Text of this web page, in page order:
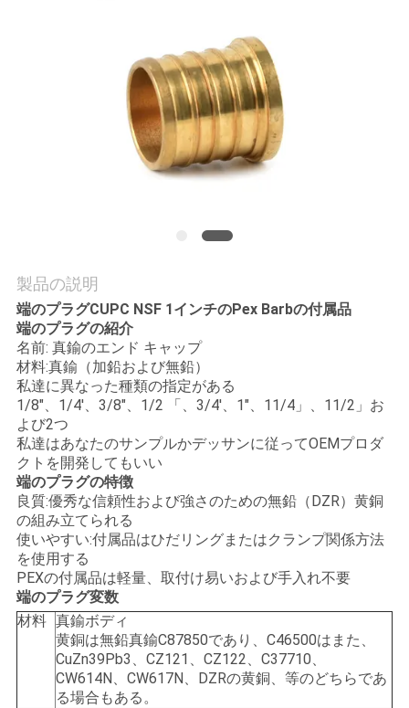
連
絡
し
な
さ
い
ニ
ュ
ー
ス
製品の説明
端のプラグCUPC NSF 1インチのPex Barbの付属品
端のプラグの紹介
名前: 真鍮のエンド キャップ
材料:真鍮（加鉛および無鉛）
私達に異なった種類の指定がある
1/8"、1/4'、3/8"、1/2 「、3/4'、1"、11/4」、11/2」お
よび2つ
私達はあなたのサンプルかデッサンに従ってOEMプロダ
クトを開発してもいい
端のプラグの特徴
良質:優秀な信頼性および強さのための無鉛（DZR）黄銅
の組み立てられる
使いやすい:付属品はひだリングまたはクランプ関係方法
を使用する
PEXの付属品は軽量、取付け易いおよび手入れ不要
端のプラグ変数
材料 真鍮ボディ
黄銅は無鉛真鍮C87850であり、C46500はまた、
CuZn39Pb3、CZ121、CZ122、C37710、
CW614N、CW617N、DZRの黄銅、等のどちらであ
る場合もある。